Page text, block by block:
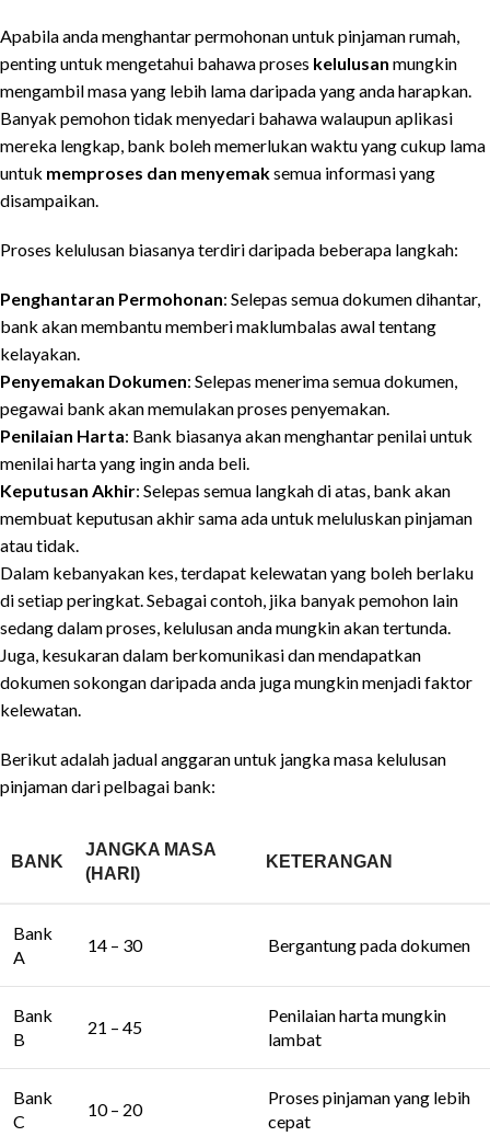
Apabila anda menghantar permohonan untuk pinjaman rumah,
penting untuk mengetahui bahawa proses kelulusan mungkin
mengambil masa yang lebih lama daripada yang anda harapkan.
Banyak pemohon tidak menyedari bahawa walaupun aplikasi
mereka lengkap, bank boleh memerlukan waktu yang cukup lama
untuk memproses dan menyemaksemua informasi yang
disampaikan.
Proses kelulusan biasanya terdiri daripada beberapa langkah:
Penghantaran Permohonan: Selepas semua dokumen dihantar,
bank akan membantu memberi maklumbalas awal tentang
kelayakan.
Penyemakan Dokumen: Selepas menerima semua dokumen,
pegawai bank akan memulakan proses penyemakan.
Penilaian Harta: Bank biasanya akan menghantar penilai untuk
menilai harta yang ingin anda beli.
Keputusan Akhir: Selepas semua langkah di atas, bank akan
membuat keputusan akhir sama ada untuk meluluskan pinjaman
atau tidak.
Dalam kebanyakan kes, terdapat kelewatan yang boleh berlaku
di setiap peringkat. Sebagai contoh, jika banyak pemohon lain
sedang dalam proses, kelulusan anda mungkin akan tertunda.
Juga, kesukaran dalam berkomunikasi dan mendapatkan
dokumen sokongan daripada anda juga mungkin menjadi faktor
kelewatan.
Berikut adalah jadual anggaran untuk jangka masa kelulusan
pinjaman dari pelbagai bank:
BANK
JANGKA MASA
(HARI)
KETERANGAN
Bank
A
14 – 30 Bergantung pada dokumen
Bank
B
21 – 45
Penilaian harta mungkin
lambat
Bank
C
10 – 20
Proses pinjaman yang lebih
cepat